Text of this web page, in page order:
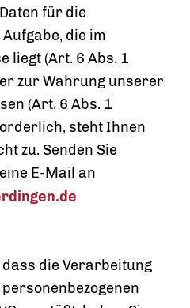
für die
die im
liegt (Art. 6 Abs. 1
zur Wahrung unserer
(Art. 6 Abs. 1
steht Ihnen
zu. Senden Sie
E-Mail an
die Verarbeitung